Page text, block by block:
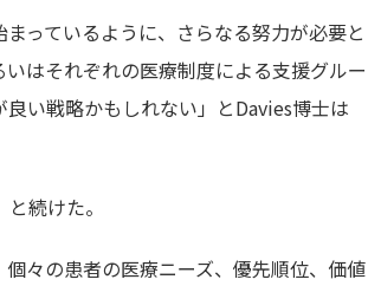
っているように、さらなる努力が必要と
はそれぞれの医療制度による支援グルー
い戦略かもしれない」とDavies博士は
続けた。
々の患者の医療ニーズ、優先順位、価値